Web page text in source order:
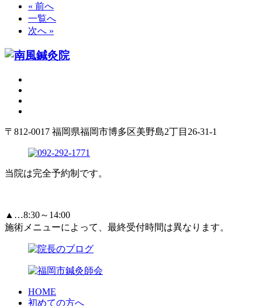
« 前へ
一覧へ
次へ »
〒812-0017 福岡県福岡市博多区美野島2丁目26-31-1
当院は完全予約制です。
▲…8:30～14:00
施術メニューによって、最終受付時間は異なります。
HOME
初めての方へ